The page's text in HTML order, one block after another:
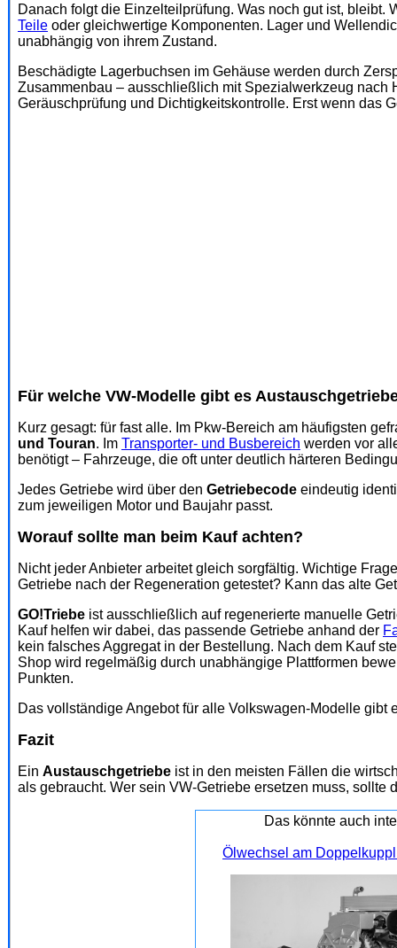
Danach folgt die Einzelteilprüfung. Was noch gut ist, bleibt.
Teile oder gleichwertige Komponenten. Lager und
unabhängig von ihrem Zustand.
Beschädigte Lagerbuchsen im Gehäuse werden durch
Zusammenbau – ausschließlich mit Spezialwerkzeug nach
Geräuschprüfung und Dichtigkeitskontrolle. Erst wenn das
Für welche VW-Modelle gibt es
Kurz gesagt: für fast alle. Im Pkw-Bereich am häufigsten
und Touran. Im Transporter- und Busbereich werden vor
benötigt – Fahrzeuge, die oft unter deutlich härteren
Jedes Getriebe wird über den Getriebecode eindeutig
zum jeweiligen Motor und Baujahr passt.
Worauf sollte man beim Kauf achten?
Nicht jeder Anbieter arbeitet gleich sorgfältig. Wichtige
Getriebe nach der Regeneration getestet? Kann das alte
GO!Triebe ist ausschließlich auf regenerierte manuelle
Kauf helfen wir dabei, das passende Getriebe anhand der
kein falsches Aggregat in der Bestellung. Nach dem Kauf
Shop wird regelmäßig durch unabhängige Plattformen
Punkten.
Das vollständige Angebot für alle Volkswagen-Modelle gibt
Fazit
Ein Austauschgetriebe ist in den meisten Fällen die
als gebraucht. Wer sein VW-Getriebe ersetzen muss, sollte
Das könnte auch
Ölwechsel am